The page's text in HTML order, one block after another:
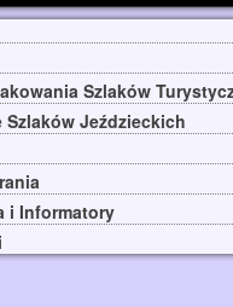
Szlaków
Szlaków Jeździeckich
i Informatory